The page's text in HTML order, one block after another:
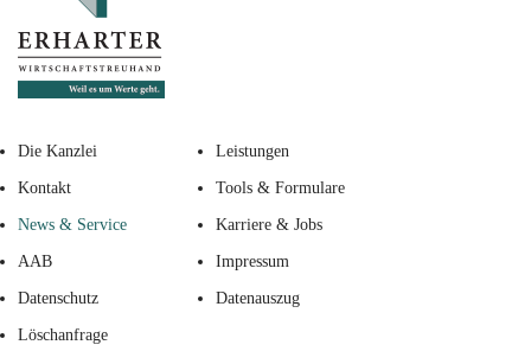
Die Kanzlei Leistungen
Kontakt Tools & Formulare
News & Service Karriere & Jobs
AAB Impressum
Datenschutz Datenauszug
Löschanfrage